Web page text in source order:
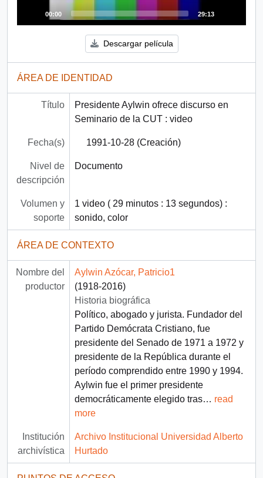
00:00 29:13
Descargar película
ÁREA DE IDENTIDAD
Título
Presidente Aylwin ofrece discurso en
Seminario de la CUT : video
Fecha(s) 1991-10-28 (Creación)
Nivel de
descripción
Documento
Volumen y
soporte
1 video ( 29 minutos : 13 segundos) :
sonido, color
ÁREA DE CONTEXTO
Nombre del
productor
Aylwin Azócar, Patricio1
(1918-2016)
Historia biográfica
Político, abogado y jurista. Fundador del
Partido Demócrata Cristiano, fue
presidente del Senado de 1971 a 1972 y
presidente de la República durante el
período comprendido entre 1990 y 1994.
Aylwin fue el primer presidente
democráticamente elegido tras… read
more
Institución
archivística
Archivo Institucional Universidad Alberto
Hurtado